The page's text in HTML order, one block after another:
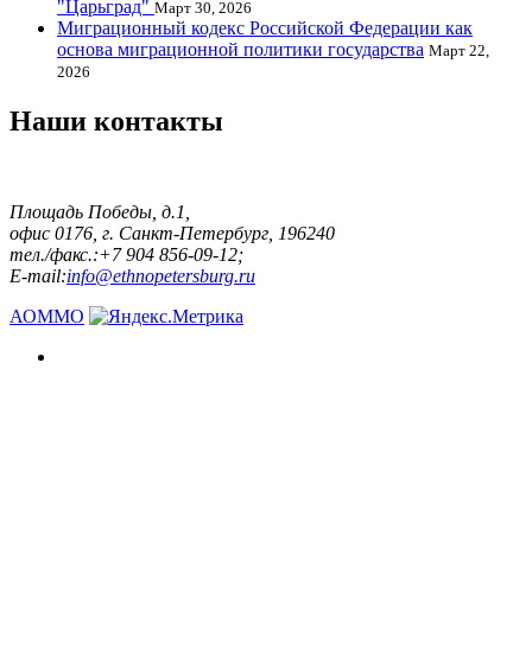
"Царьград" Март 30, 2026
Миграционный кодекс Российской Федерации как
основа миграционной политики государства Март 22,
2026
Наши контакты
Площадь Победы, д.1,
офис 0176, г. Санкт-Петербург, 196240
тел./факс.:+7 904 856-09-12;
E-mail:info@ethnopetersburg.ru
АОММО